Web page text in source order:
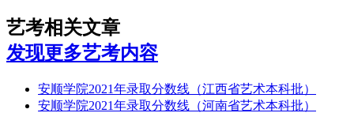
艺考相关文章
发现更多艺考内容
安顺学院2021年录取分数线（江西省艺术本科批）
安顺学院2021年录取分数线（河南省艺术本科批）